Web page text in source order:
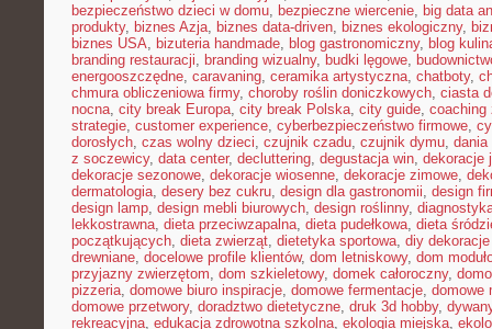
bezpieczeństwo dzieci w domu, bezpieczne wiercenie, big data
produkty, biznes Azja, biznes data-driven, biznes ekologiczny,
biznes USA, bizuteria handmade, blog gastronomiczny, blog
branding restauracji, branding wizualny, budki lęgowe,
energooszczędne, caravaning, ceramika artystyczna, chatboty,
chmura obliczeniowa firmy, choroby roślin doniczkowych, ciasta
nocna, city break Europa, city break Polska, city guide, coaching
strategie, customer experience, cyberbezpieczeństwo firmowe,
dorosłych, czas wolny dzieci, czujnik czadu, czujnik dymu,
z soczewicy, data center, decluttering, degustacja win, dekoracje
dekoracje sezonowe, dekoracje wiosenne, dekoracje zimowe,
dermatologia, desery bez cukru, design dla gastronomii, design
design lamp, design mebli biurowych, design roślinny,
lekkostrawna, dieta przeciwzapalna, dieta pudełkowa, dieta
początkujących, dieta zwierząt, dietetyka sportowa, diy
drewniane, docelowe profile klientów, dom letniskowy, dom
przyjazny zwierzętom, dom szkieletowy, domek całoroczny,
pizzeria, domowe biuro inspiracje, domowe fermentacje, domowe
domowe przetwory, doradztwo dietetyczne, druk 3d hobby,
rekreacyjna, edukacja zdrowotna szkolna, ekologia miejska,